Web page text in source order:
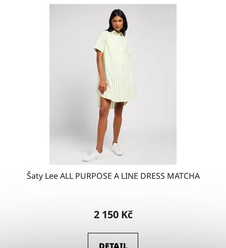
Šaty Lee ALL PURPOSE A LINE DRESS MATCHA
2 150 Kč
DETAIL